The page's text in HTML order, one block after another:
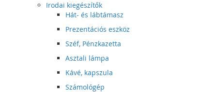
Irodai kiegészítők
Hát- és lábtámasz
Prezentációs eszköz
Széf, Pénzkazetta
Asztali lámpa
Kávé, kapszula
Számológép